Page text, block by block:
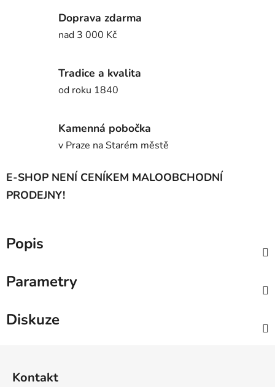
Doprava zdarma
nad 3 000 Kč
Tradice a kvalita
od roku 1840
Kamenná pobočka
v Praze na Starém městě
E-SHOP NENÍ CENÍKEM MALOOBCHODNÍ
PRODEJNY!
Popis
Parametry
Diskuze
Kontakt